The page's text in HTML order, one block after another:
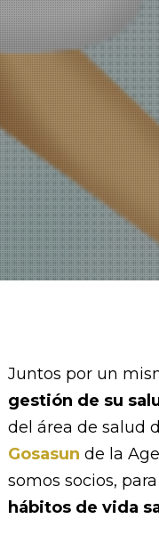
Juntos por un
gestión de su
del área de salud
Gosasun de la
somos socios,
hábitos de vida